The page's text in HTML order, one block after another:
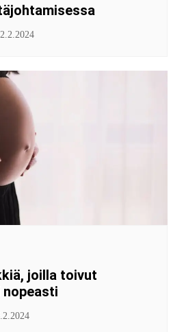
joilla toivut